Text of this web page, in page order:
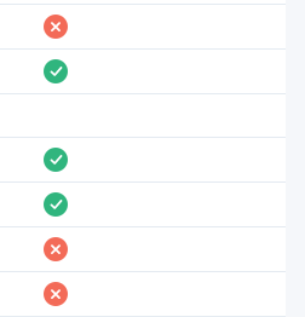
fehlt
vorhanden
vorhanden
vorhanden
fehlt
fehlt